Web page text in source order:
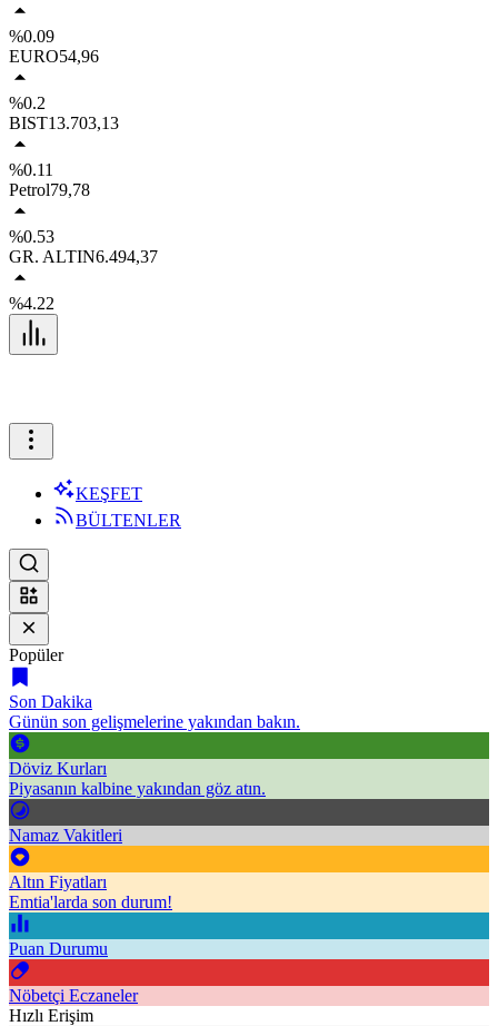
%0.09
EURO54,96
%0.2
BIST13.703,13
%0.11
Petrol79,78
%0.53
GR. ALTIN6.494,37
%4.22
KEŞFET
BÜLTENLER
Popüler
Son Dakika
Günün son gelişmelerine yakından bakın.
Döviz Kurları
Piyasanın kalbine yakından göz atın.
Namaz Vakitleri
Altın Fiyatları
Emtia'larda son durum!
Puan Durumu
Nöbetçi Eczaneler
Hızlı Erişim